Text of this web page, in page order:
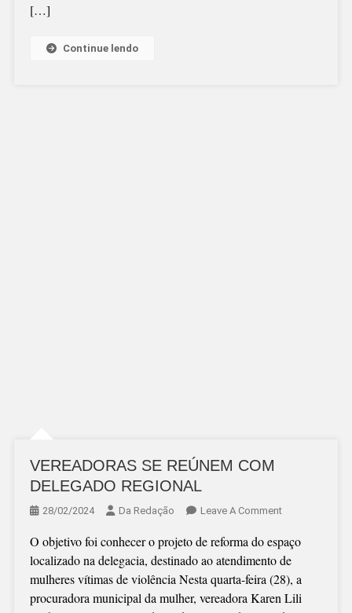
[…]
Continue lendo
VEREADORAS SE REÚNEM COM
DELEGADO REGIONAL
28/02/2024 Da Redação Leave A CommentOn
SE
REÚNEM
COM
DELEGADO
O objetivo foi conhecer o projeto de reforma do espaço
localizado na delegacia, destinado ao atendimento de
mulheres vítimas de violência Nesta quarta-feira (28), a
procuradora municipal da mulher, vereadora Karen Lili